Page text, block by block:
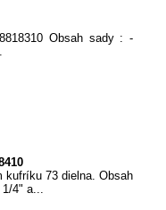
Obsah sady : -
kufríku 73 dielna. Obsah
4" a...